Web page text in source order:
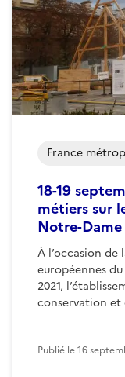
18-19
métiers sur
Notre-Dame
À l’occasion de
européennes
2021,
conservation et
France
Publié le16